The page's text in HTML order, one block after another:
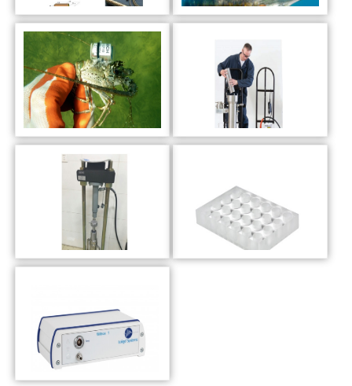
DST鱼类追踪记录仪 海洋鱼类哺乳动物卫星
美国Sonotron